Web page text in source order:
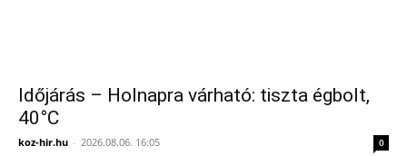
Időjárás – Holnapra várható: tiszta égbolt,
40°C
koz-hir.hu - 2026.08.06. 16:05 0